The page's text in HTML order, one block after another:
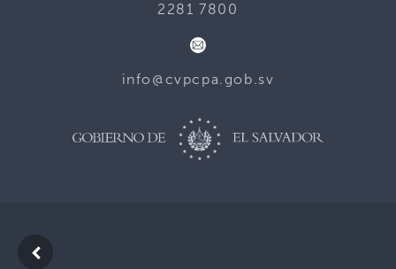
2281 7800
info@cvpcpa.gob.sv